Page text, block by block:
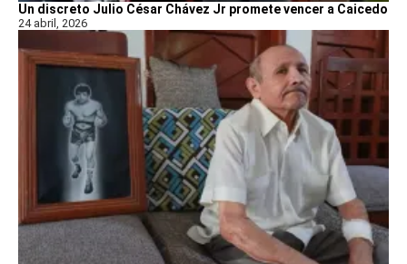
Un discreto Julio César Chávez Jr promete vencer a Caicedo
24 abril, 2026